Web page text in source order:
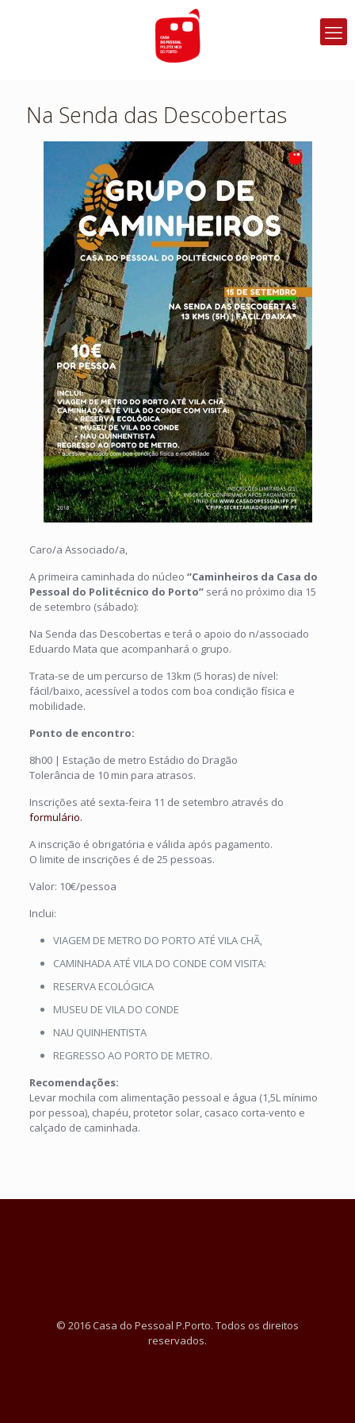
Na Senda das Descobertas
Caro/a Associado/a,
A primeira caminhada do núcleo “Caminheiros da Casa do
Pessoal do Politécnico do Porto”será no próximo dia 15
de setembro (sábado):
Na Senda das Descobertas e terá o apoio do n/associado
Eduardo Mata que acompanhará o grupo.
Trata-se de um percurso de 13km (5 horas) de nível:
fácil/baixo, acessível a todos com boa condição física e
mobilidade.
Ponto de encontro:
8h00 | Estação de metro Estádio do Dragão
Tolerância de 10 min para atrasos.
Inscrições até sexta-feira 11 de setembro através do
formulário.
A inscrição é obrigatória e válida após pagamento.
O limite de inscrições é de 25 pessoas.
Valor: 10€/pessoa
Inclui:
VIAGEM DE METRO DO PORTO ATÉ VILA CHÃ,
CAMINHADA ATÉ VILA DO CONDE COM VISITA:
RESERVA ECOLÓGICA
MUSEU DE VILA DO CONDE
NAU QUINHENTISTA
REGRESSO AO PORTO DE METRO.
Recomendações:
Levar mochila com alimentação pessoal e água (1,5L mínimo
por pessoa), chapéu, protetor solar, casaco corta-vento e
calçado de caminhada.
© 2016 Casa do Pessoal P.Porto. Todos os direitos
reservados.